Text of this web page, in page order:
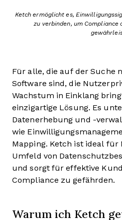
Ketch ermöglicht es,
zu verbinden, um
Für alle, die auf der Suche
Software sind, die
Wachstum in Einklang
einzigartige Lösung. Es
Datenerhebung und -
wie
Mapping. Ketch ist ideal für
Umfeld von
und sorgt für effektive
Compliance zu gefährden.
Warum ich Ketch